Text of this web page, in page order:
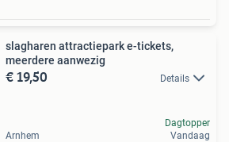
slagharen attractiepark e-tickets,
meerdere aanwezig
€ 19,50 Details
Arnhem
Dagtopper
Vandaag